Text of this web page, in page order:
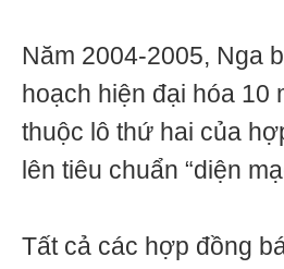
Năm 2004-2005, Nga
hoạch hiện đại hóa 10
thuộc lô thứ hai của
lên tiêu chuẩn “diện
Tất cả các hợp đồng